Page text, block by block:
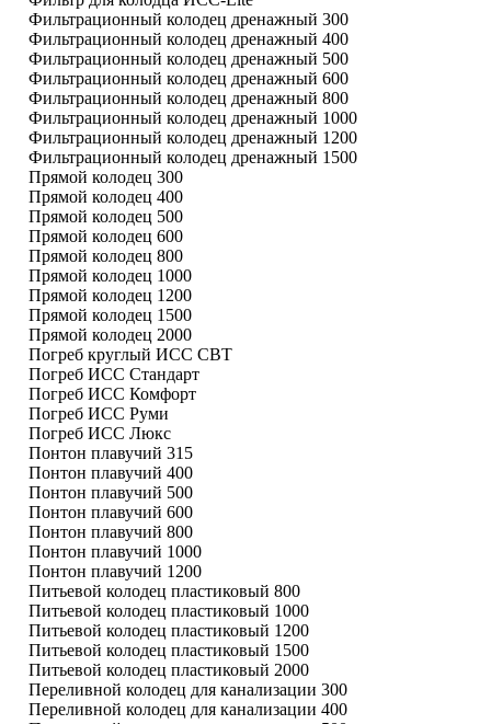
Фильтрационный колодец дренажный 300
Фильтрационный колодец дренажный 400
Фильтрационный колодец дренажный 500
Фильтрационный колодец дренажный 600
Фильтрационный колодец дренажный 800
Фильтрационный колодец дренажный 1000
Фильтрационный колодец дренажный 1200
Фильтрационный колодец дренажный 1500
Прямой колодец 300
Прямой колодец 400
Прямой колодец 500
Прямой колодец 600
Прямой колодец 800
Прямой колодец 1000
Прямой колодец 1200
Прямой колодец 1500
Прямой колодец 2000
Погреб круглый ИСС СВТ
Погреб ИСС Стандарт
Погреб ИСС Комфорт
Погреб ИСС Руми
Погреб ИСС Люкс
Понтон плавучий 315
Понтон плавучий 400
Понтон плавучий 500
Понтон плавучий 600
Понтон плавучий 800
Понтон плавучий 1000
Понтон плавучий 1200
Питьевой колодец пластиковый 800
Питьевой колодец пластиковый 1000
Питьевой колодец пластиковый 1200
Питьевой колодец пластиковый 1500
Питьевой колодец пластиковый 2000
Переливной колодец для канализации 300
Переливной колодец для канализации 400